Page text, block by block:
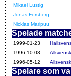
Mikael Lustig
Jonas Forsberg
Nicklas Maripuu
Spelade
1999-01-23
1996-10-03
1996-05-12
Spelare som